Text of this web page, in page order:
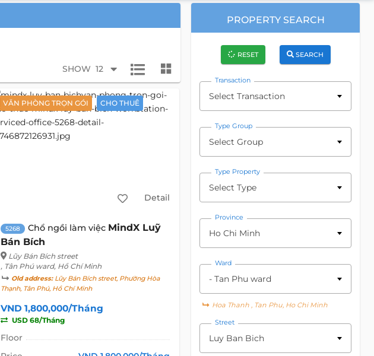
SHOW 12
VĂN PHÒNG TRỌN GÓI CHO THUÊ
Detail
5268 Chổ ngồi làm việc MindX Luỹ
Bán Bích
Lũy Bán Bích street
, Tân Phú ward, Hồ Chí Minh
Old address:Lũy Bán Bích street, Phường Hòa
Thạnh, Tân Phú, Hồ Chí Minh
VND 1,800,000/Tháng
USD 68/Tháng
Floor
PROPERTY SEARCH
RESET SEARCH
Transaction
Select Transaction
Type Group
Select Group
Type Property
Select Type
Province
Ho Chi Minh
Ward
- Tan Phu ward
Hoa Thanh , Tan Phu, Ho Chi Minh
Street
Luy Ban Bich